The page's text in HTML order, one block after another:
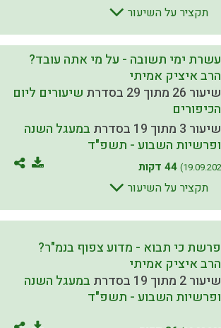
תקציר על השיעור
עשרת ימי תשובה - על מי אתה עובד?
הרב איציק אמיתי
שיעור 26 מתוך 29 בסדרת
שיעורים ליום
הכיפורים
שיעור 3 מתוך 19 בסדרת
במעגל השנה
ופרשיות השבוע - תשפ"ד
44 דקות
תקציר על השיעור
פרשת כי תבוא - מדוע צפוף בנמ"ר?
הרב איציק אמיתי
שיעור 2 מתוך 19 בסדרת
במעגל השנה
ופרשיות השבוע - תשפ"ד